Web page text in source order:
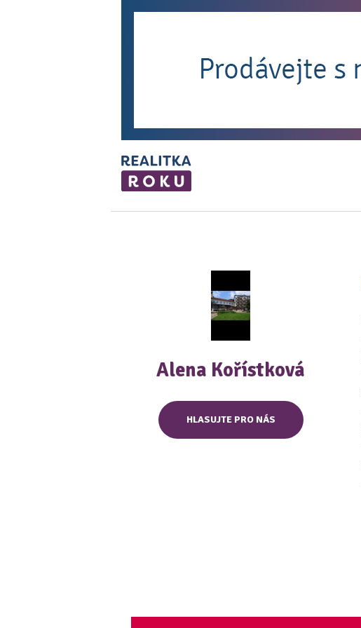
Alena Kořístková
HLASUJTE PRO NÁS